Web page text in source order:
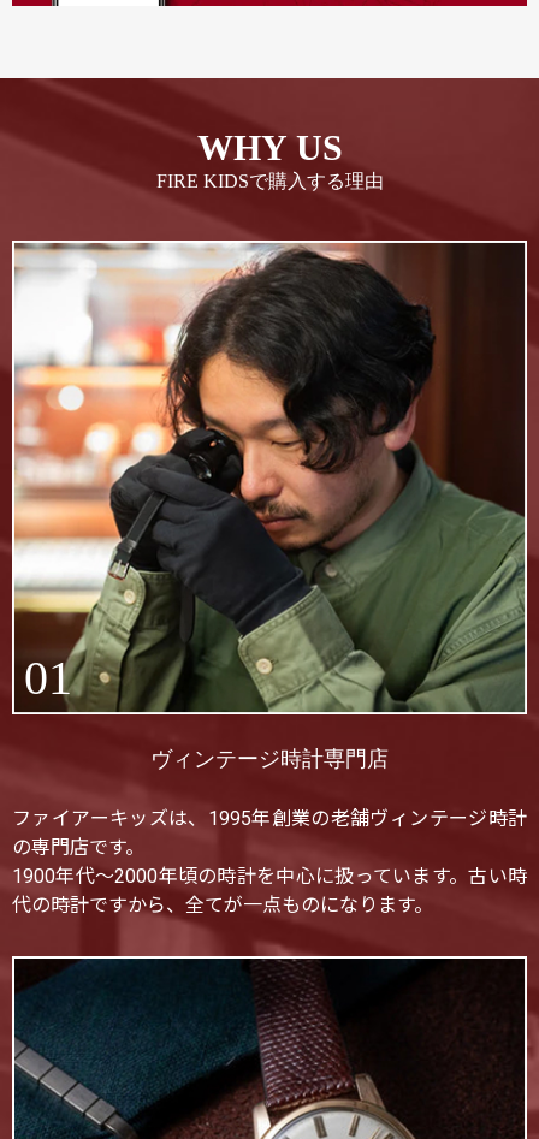
WHY US
FIRE KIDSで購入する理由
01
ヴィンテージ時計専門店
ファイアーキッズは、1995年創業の老舗ヴィンテージ時計
の専門店です。
1900年代〜2000年頃の時計を中心に扱っています。古い時
代の時計ですから、全てが一点ものになります。